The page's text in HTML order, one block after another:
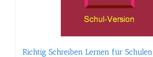
Richtig Schreiben Lernen für Schulen